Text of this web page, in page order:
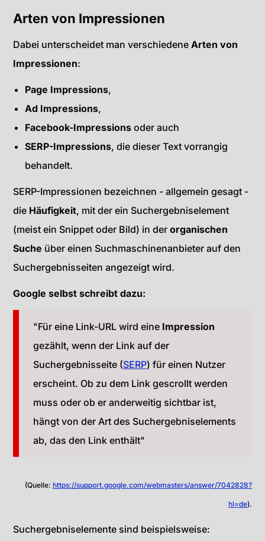
Arten von Impressionen
Dabei unterscheidet man verschiedene Arten von
Impressionen:
Page Impressions,
Ad Impressions,
Facebook-Impressions oder auch
SERP-Impressions, die dieser Text vorrangig
behandelt.
SERP-Impressionen bezeichnen - allgemein gesagt -
die Häufigkeit, mit der ein Suchergebniselement
(meist ein Snippet oder Bild) in der organischen
Suche über einen Suchmaschinenanbieter auf den
Suchergebnisseiten angezeigt wird.
Google selbst schreibt dazu:
"Für eine Link-URL wird eine Impression
gezählt, wenn der Link auf der
Suchergebnisseite (SERP) für einen Nutzer
erscheint. Ob zu dem Link gescrollt werden
muss oder ob er anderweitig sichtbar ist,
hängt von der Art des Suchergebniselements
ab, das den Link enthält"
(Quelle: https://support.google.com/webmasters/answer/7042828?
hl=de).
Suchergebniselemente sind beispielsweise: